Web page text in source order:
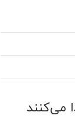
می‌کنند